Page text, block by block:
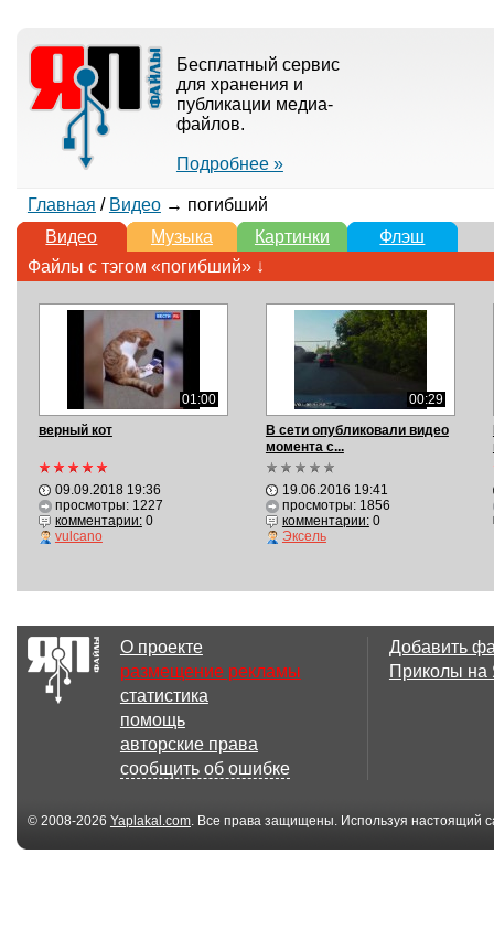
Бесплатный сервис
для хранения и
публикации медиа-
файлов.
Подробнее »
Главная / Видео→ погибший
Видео
Музыка Картинки
Флэш
Файлы с тэгом «погибший» ↓
01:00
верный кот
09.09.2018 19:36
просмотры: 1227
комментарии:0
vulcano
00:29
В сети опубликовали видео
момента с...
19.06.2016 19:41
просмотры: 1856
комментарии:0
Эксель
О проекте
размещение рекламы
статистика
помощь
авторские права
сообщить об ошибке
Добавить
Приколы
© 2008-2026 Yaplakal.com. Все права защищены. Используя настоящий